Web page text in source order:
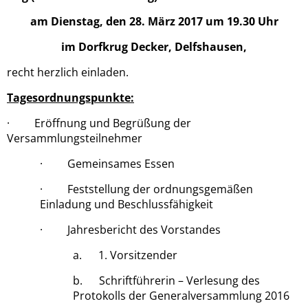
am Dienstag, den 28. März 2017 um 19.30 Uhr
im Dorfkrug Decker, Delfshausen,
recht herzlich einladen.
Tagesordnungspunkte:
· Eröffnung und Begrüßung der
Versammlungsteilnehmer
· Gemeinsames Essen
· Feststellung der ordnungsgemäßen
Einladung und Beschlussfähigkeit
· Jahresbericht des Vorstandes
a. 1. Vorsitzender
b. Schriftführerin – Verlesung des
Protokolls der Generalversammlung 2016